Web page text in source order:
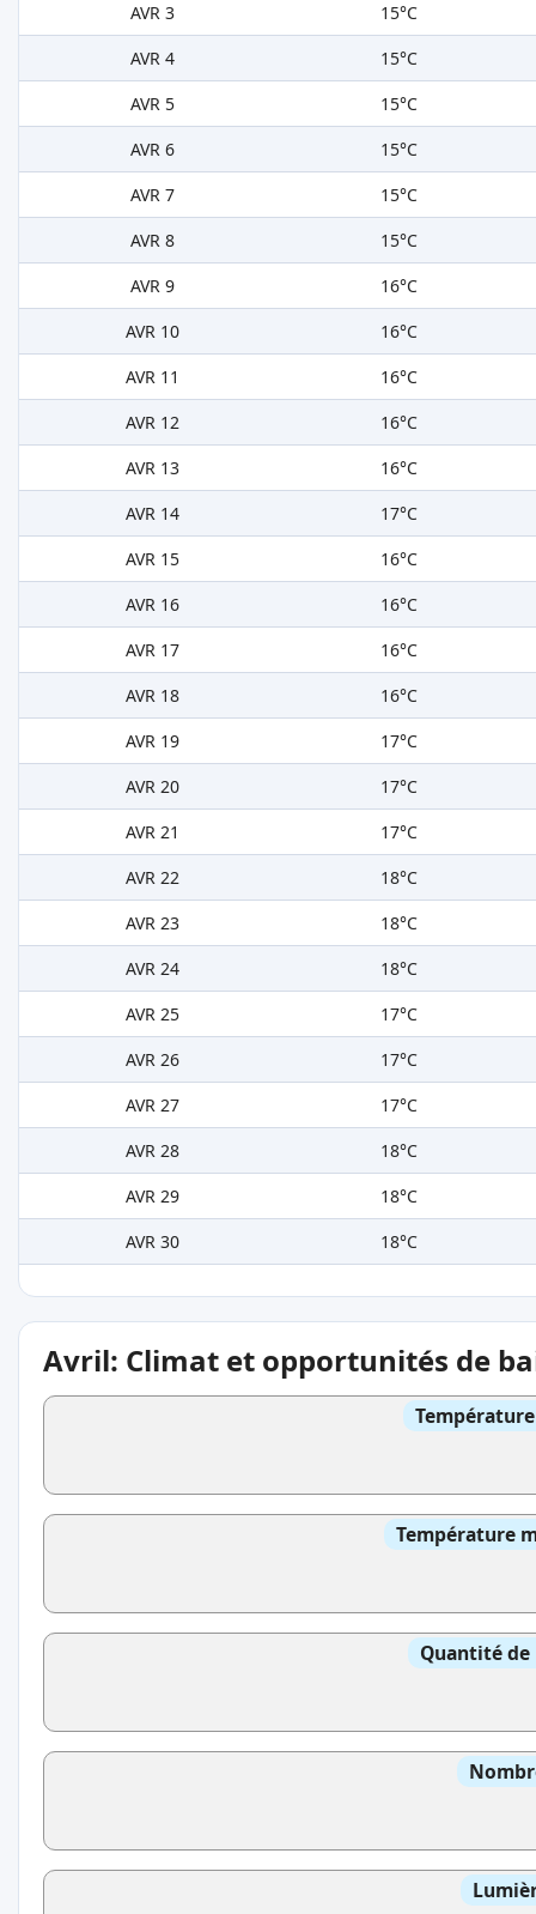
AVR 3
15°C
AVR 4
15°C
AVR 5
15°C
AVR 6
15°C
AVR 7
15°C
AVR 8
15°C
AVR 9
16°C
AVR 10
16°C
AVR 11
16°C
AVR 12
16°C
AVR 13
16°C
AVR 14
17°C
AVR 15
16°C
AVR 16
16°C
AVR 17
16°C
AVR 18
16°C
AVR 19
17°C
AVR 20
17°C
AVR 21
17°C
AVR 22
18°C
AVR 23
18°C
AVR 24
18°C
AVR 25
17°C
AVR 26
17°C
AVR 27
17°C
AVR 28
18°C
AVR 29
18°C
AVR 30
18°C
Avril: Climat et opportunités de
Température
Quantité